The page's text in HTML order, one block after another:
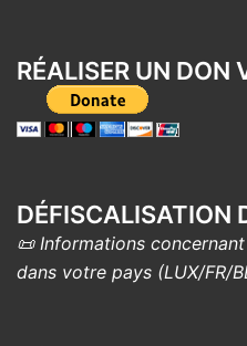
RÉALISER UN DON
DÉFISCALISATION
📜 Informations
dans votre pays (LUX/FR/